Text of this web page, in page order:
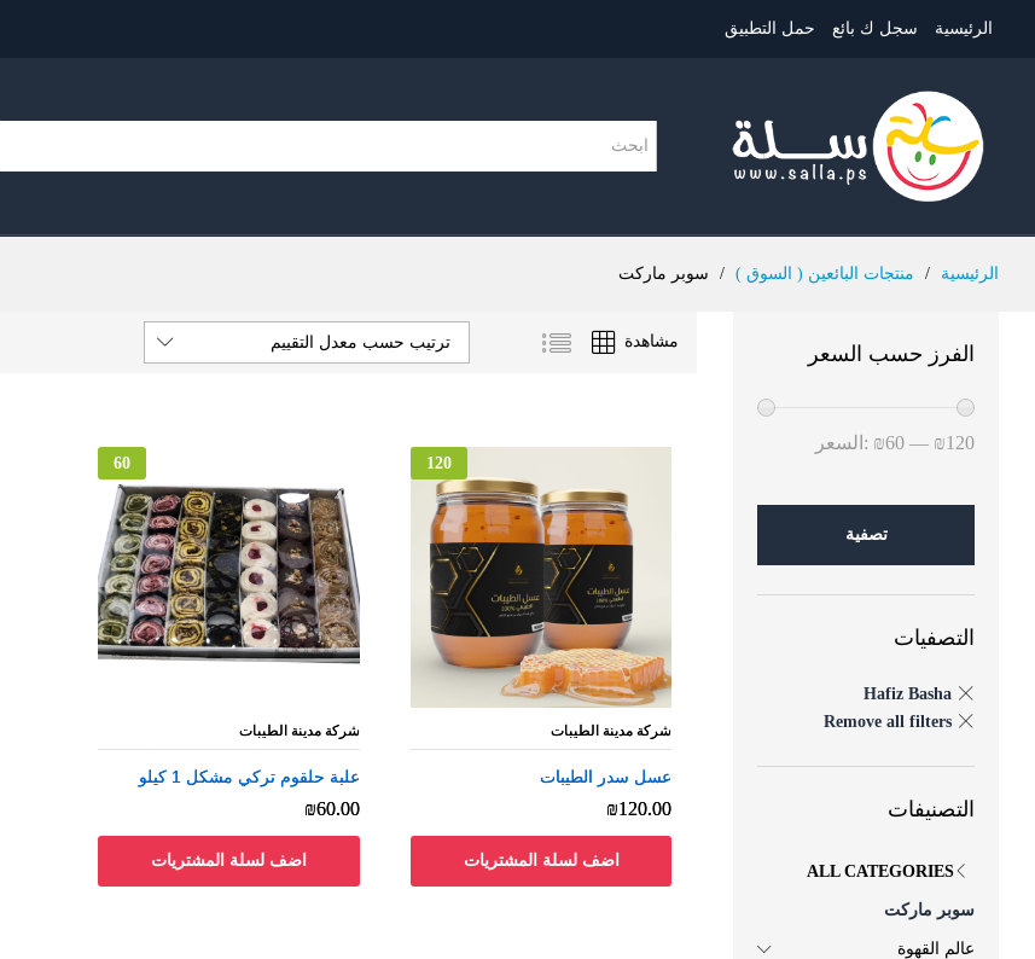
الرئيسية سجل ك بائع حمل التطبيق
الرئيسية / منتجات البائعين ( السوق ) / سوبر ماركت
مشاهدة ترتيب حسب معدل التقييم
120
شركة مدينة الطيبات
عسل سدر الطيبات
₪120.00
شركة مدينة الطيبات
عسل سدر الطيبات
₪120.00
اضف لسلة المشتريات
60
شركة مدينة الطيبات
علبة حلقوم تركي مشكل 1 كيلو
₪60.00
شركة مدينة الطيبات
علبة حلقوم تركي مشكل 1 كيلو
₪60.00
اضف لسلة المشتريات
الفرز حسب السعر
تصفية
السعر: ₪60— ₪120
التصفيات
Hafiz Basha
Remove all filters
التصنيفات
ALL CATEGORIES
سوبر ماركت
عالم القهوة